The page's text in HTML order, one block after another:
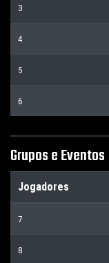
3
4
5
6
Grupos e Eventos
Jogadores
7
8